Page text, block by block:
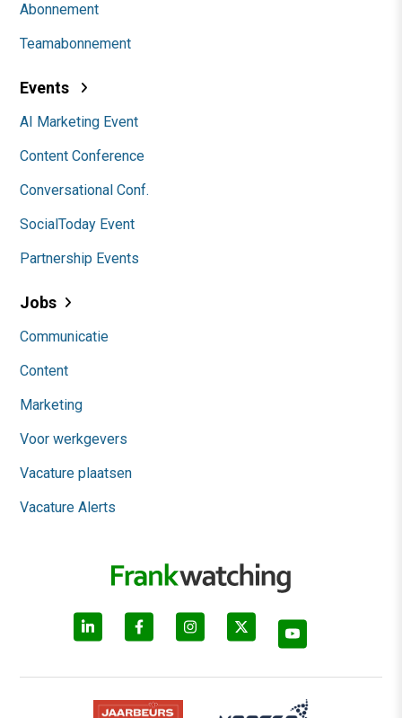
Abonnement
Teamabonnement
Events
AI Marketing Event
Content Conference
Conversational Conf.
SocialToday Event
Partnership Events
Jobs
Communicatie
Content
Marketing
Voor werkgevers
Vacature plaatsen
Vacature Alerts